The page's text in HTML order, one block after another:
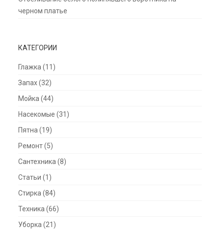
черном платье
КАТЕГОРИИ
Глажка (11)
Запах(32)
Мойка (44)
Насекомые (31)
Пятна (19)
Ремонт(5)
Сантехника (8)
Статьи (1)
Стирка (84)
Техника (66)
Уборка (21)